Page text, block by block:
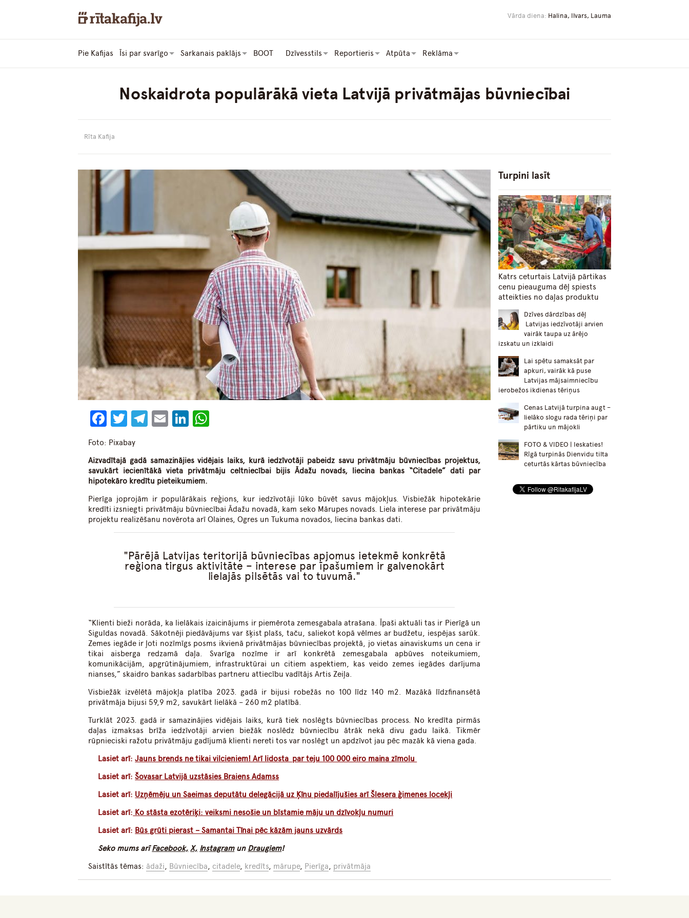
Vārda diena: Halina, Ilvars, Lauma
Pie Kafijas Īsi par svarīgo Sarkanais paklājs BOOT Dzīvesstils Reportieris Atpūta Reklāma
Noskaidrota populārākā vieta Latvijā privātmājas būvniecībai
Rīta Kafija
Facebook
Twitter
Telegram
EmailLinkedIn
Foto: Pixabay
Aizvadītajā gadā samazinājies vidējais laiks, kurā iedzīvotāji pabeidz savu privātmāju būvniecības projektus,
savukārt iecienītākā vieta privātmāju celtniecībai bijis Ādažu novads, liecina bankas “Citadele” dati par
hipotekāro kredītu pieteikumiem.
Pierīga joprojām ir populārākais reģions, kur iedzīvotāji lūko būvēt savus mājokļus. Visbiežāk hipotekārie
kredīti izsniegti privātmāju būvniecībai Ādažu novadā, kam seko Mārupes novads. Liela interese par privātmāju
projektu realizēšanu novērota arī Olaines, Ogres un Tukuma novados, liecina bankas dati.
Pārējā Latvijas teritorijā būvniecības apjomus ietekmē konkrētā
reģiona tirgus aktivitāte – interese par īpašumiem ir galvenokārt
lielajās pilsētās vai to tuvumā.
“Klienti bieži norāda, ka lielākais izaicinājums ir piemērota zemesgabala atrašana. Īpaši aktuāli tas ir Pierīgā un
Siguldas novadā. Sākotnēji piedāvājums var šķist plašs, taču, saliekot kopā vēlmes ar budžetu, iespējas sarūk.
Zemes iegāde ir ļoti nozīmīgs posms ikvienā privātmājas būvniecības projektā, jo vietas ainaviskums un cena ir
tikai aisberga redzamā daļa. Svarīga nozīme ir arī konkrētā zemesgabala apbūves noteikumiem,
komunikācijām, apgrūtinājumiem, infrastruktūrai un citiem aspektiem, kas veido zemes iegādes darījuma
nianses,” skaidro bankas sadarbības partneru attiecību vadītājs Artis Zeiļa.
Visbiežāk izvēlētā mājokļa platība 2023. gadā ir bijusi robežās no 100 līdz 140 m2. Mazākā līdzfinansētā
privātmāja bijusi 59,9 m2, savukārt lielākā – 260 m2 platībā.
Turklāt 2023. gadā ir samazinājies vidējais laiks, kurā tiek noslēgts būvniecības process. No kredīta pirmās
daļas izmaksas brīža iedzīvotāji arvien biežāk noslēdz būvniecību ātrāk nekā divu gadu laikā. Tikmēr
rūpnieciski ražotu privātmāju gadījumā klienti nereti tos var noslēgt un apdzīvot jau pēc mazāk kā viena gada.
Lasiet arī:Jauns brends ne tikai vilcieniem! Arī lidosta par teju 100 000 eiro maina zīmolu
Lasiet arī:Šovasar Latvijā uzstāsies Braiens Adamss
Lasiet arī: Uzņēmēju un Saeimas deputātu delegācijā uz Ķīnu piedalījušies arī Šlesera ģimenes locekļi
Lasiet arī: Ko stāsta ezotēriķi: veiksmi nesošie un bīstamie māju un dzīvokļu numuri
Lasiet arī: Būs grūti pierast – Samantai Tīnai pēc kāzām jauns uzvārds
Seko mums arīFacebook, X, Instagramun Draugiem!
Saistītās tēmas: ādaži, Būvniecība, citadele, kredīts, mārupe, Pierīga, privātmāja
Turpini lasīt
Katrs ceturtais Latvijā pārtikas
cenu pieauguma dēļ spiests
atteikties no daļas produktu
Dzīves dārdzības dēļ
Latvijas iedzīvotāji arvien
vairāk taupa uz ārējo
izskatu un izklaidi
Lai spētu samaksāt par
apkuri, vairāk kā puse
Latvijas mājsaimniecību
ierobežos ikdienas tēriņus
Cenas Latvijā turpina augt –
lielāko slogu rada tēriņi par
pārtiku un mājokli
FOTO & VIDEO | Ieskaties!
Rīgā turpinās Dienvidu tilta
ceturtās kārtas būvniecība